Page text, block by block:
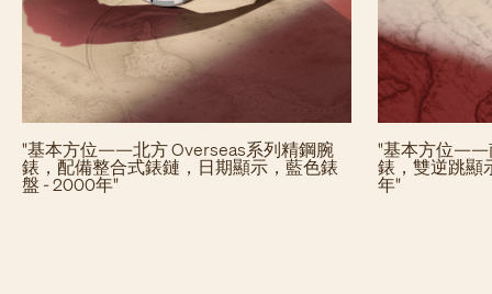
"基本方位——北方 Overseas系列精鋼腕
錶，配備整合式錶鏈，日期顯示，藍色錶
盤 - 2000年"
"基本方位——
錶，雙逆跳顯
年"